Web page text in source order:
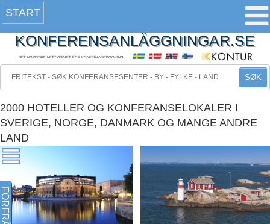
START
KONFERENSANLÄGGNINGAR.SE
DET NORDISKE NETTVERKET FOR KONFERANSEBOOKING
SØK
2000 HOTELLER OG KONFERANSELOKALER I
SVERIGE, NORGE, DANMARK OG MANGE ANDRE
LAND